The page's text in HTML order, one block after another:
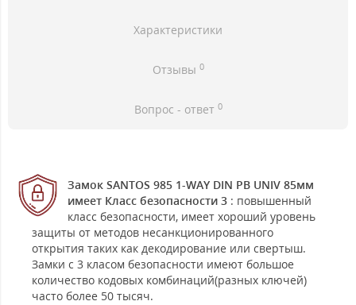
Характеристики
Отзывы 0
Вопрос - ответ 0
Замок SANTOS 985 1-WAY DIN PB UNIV 85мм
имеет Класс безопасности 3 : повышенный
класс безопасности, имеет хороший уровень
защиты от методов несанкционированного
открытия таких как декодирование или свертыш.
Замки с 3 класом безопасности имеют большое
количество кодовых комбинаций(разных ключей)
часто более 50 тысяч.